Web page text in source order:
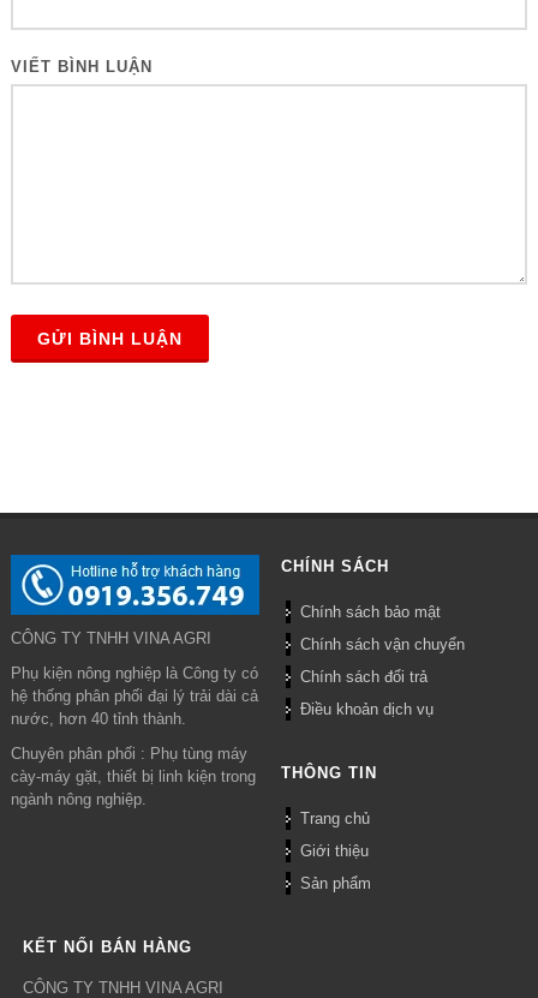
VIẾT BÌNH LUẬN
GỬI BÌNH LUẬN
CÔNG TY TNHH VINA AGRI
Phụ kiện nông nghiệp là Công ty có
hệ thống phân phối đại lý trải dài cả
nước, hơn 40 tỉnh thành.
Chuyên phân phối : Phụ tùng máy
cày-máy gặt, thiết bị linh kiện trong
ngành nông nghiệp.
CHÍNH SÁCH
Chính sách bảo mật
Chính sách vận chuyển
Chính sách đổi trả
Điều khoản dịch vụ
THÔNG TIN
Trang chủ
Giới thiệu
Sản phẩm
KẾT NỐI BÁN HÀNG
CÔNG TY TNHH VINA AGRI